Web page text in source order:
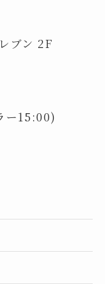
ブン 2F
ー15:00)